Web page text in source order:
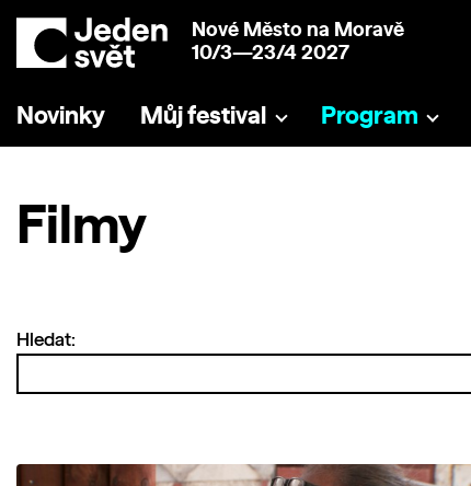
Nové Město na Moravě
10/3—23/4 2027
Novinky Můj festival Program
Filmy
Hledat: